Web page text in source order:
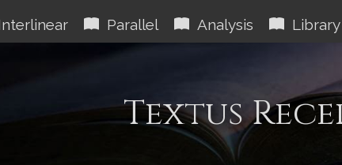
Parallel Analysis Library
Textus